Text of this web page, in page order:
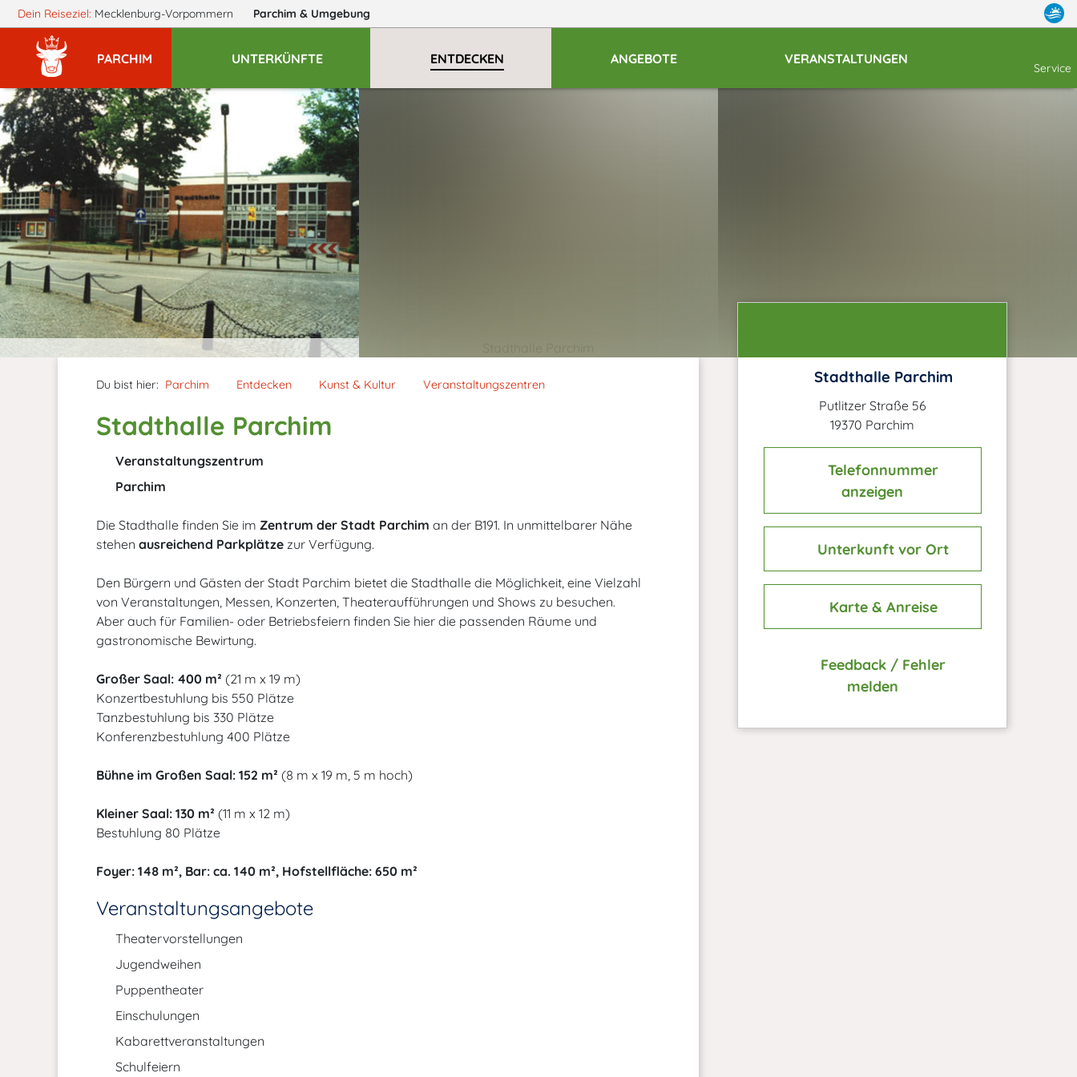
Dein Reiseziel: Mecklenburg-Vorpommern Parchim & Umgebung
PARCHIM UNTERKÜNFTE ENTDECKEN ANGEBOTE VERANSTALTUNGEN
Service
Du bist hier: Parchim Entdecken Kunst & Kultur Veranstaltungszentren
Stadthalle Parchim
Veranstaltungszentrum
Parchim
Die Stadthalle finden Sie im Zentrum der Stadt Parchim an der B191. In unmittelbarer Nähe
stehen ausreichend Parkplätze zur Verfügung.
Den Bürgern und Gästen der Stadt Parchim bietet die Stadthalle die Möglichkeit, eine Vielzahl
von Veranstaltungen, Messen, Konzerten, Theateraufführungen und Shows zu besuchen.
Aber auch für Familien- oder Betriebsfeiern finden Sie hier die passenden Räume und
gastronomische Bewirtung.
Großer Saal: 400 m² (21 m x 19 m)
Konzertbestuhlung bis 550 Plätze
Tanzbestuhlung bis 330 Plätze
Konferenzbestuhlung 400 Plätze
Bühne im Großen Saal: 152 m² (8 m x 19 m, 5 m hoch)
Kleiner Saal: 130 m² (11 m x 12 m)
Bestuhlung 80 Plätze
Foyer: 148 m², Bar: ca. 140 m², Hofstellfläche: 650 m²
Veranstaltungsangebote
Theatervorstellungen
Jugendweihen
Puppentheater
Einschulungen
Kabarettveranstaltungen
Schulfeiern
Stadthalle Parchim
Putlitzer Straße 56
19370 Parchim
Telefonnummer
anzeigen
Unterkunft vor Ort
Karte & Anreise
Feedback / Fehler
melden